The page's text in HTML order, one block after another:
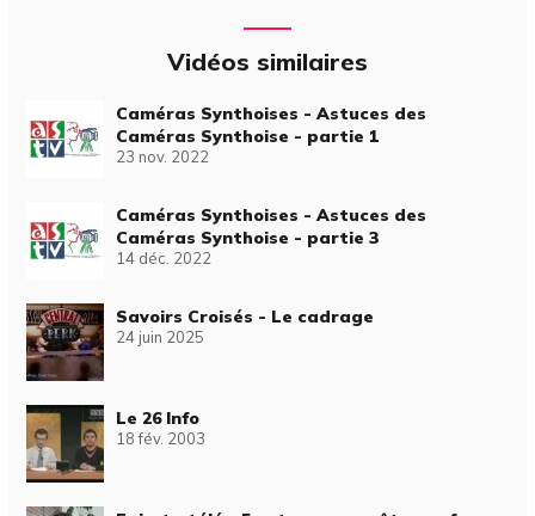
Vidéos similaires
Caméras Synthoises - Astuces des
Caméras Synthoise - partie 1
23 nov. 2022
Caméras Synthoises - Astuces des
Caméras Synthoise - partie 3
14 déc. 2022
Savoirs Croisés - Le cadrage
24 juin 2025
Le 26 Info
18 fév. 2003